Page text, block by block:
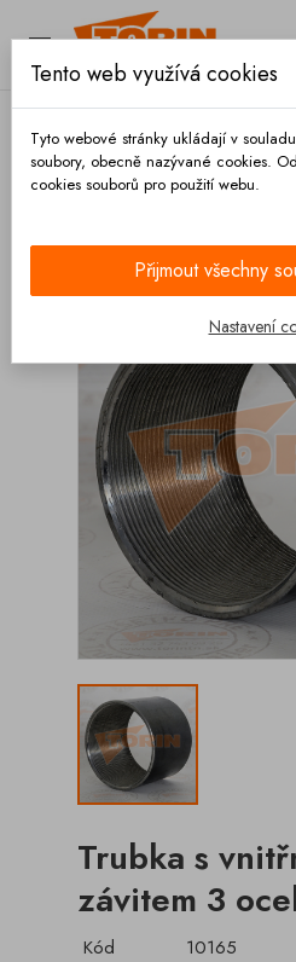

Trubka s
závitem 3
Kód
10165
Tento web využívá cookies
Tyto webové stránky ukládají v
soubory, obecně nazývané cookies.
cookies souborů pro použití webu.
Přijmout všechny
Nastavení